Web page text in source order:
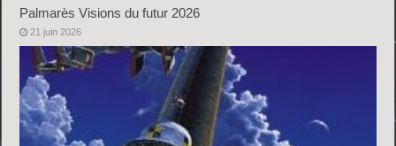
Palmarès Visions du futur 2026
21 juin 2026